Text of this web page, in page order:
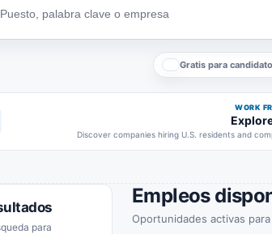
Gratis para
WORK
Discover companies hiring U.S. residents and
para
Empleos
Oportunidades activas